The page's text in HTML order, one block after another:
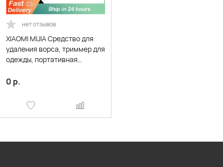
нет отзывов
XIAOMI MIJIA Средство для
удаления ворса, триммер для
одежды, портативная
зарядкой, удаление катушек
0 р.